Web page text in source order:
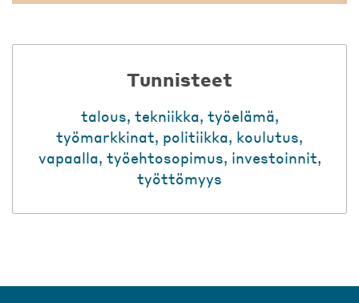
Tunnisteet
talous, tekniikka, työelämä,
työmarkkinat, politiikka, koulutus,
vapaalla, työehtosopimus, investoinnit,
työttömyys